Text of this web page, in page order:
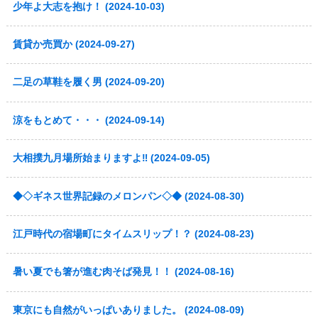
少年よ大志を抱け！ (2024-10-03)
賃貸か売買か (2024-09-27)
二足の草鞋を履く男 (2024-09-20)
涼をもとめて・・・ (2024-09-14)
大相撲九月場所始まりますよ‼ (2024-09-05)
◆◇ギネス世界記録のメロンパン◇◆ (2024-08-30)
江戸時代の宿場町にタイムスリップ！？ (2024-08-23)
暑い夏でも箸が進む肉そば発見！！ (2024-08-16)
東京にも自然がいっぱいありました。 (2024-08-09)